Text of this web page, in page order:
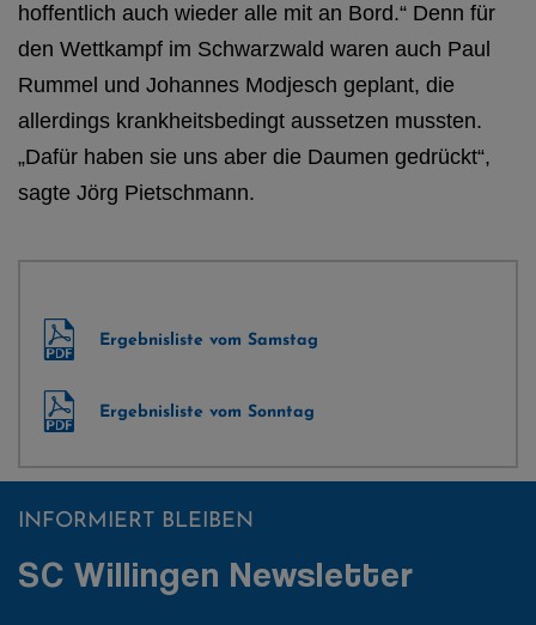
hoffentlich auch wieder alle mit an Bord.“ Denn für
den Wettkampf im Schwarzwald waren auch Paul
Rummel und Johannes Modjesch geplant, die
allerdings krankheitsbedingt aussetzen mussten.
„Dafür haben sie uns aber die Daumen gedrückt“,
sagte Jörg Pietschmann.
Ergebnisliste vom Samstag
Ergebnisliste vom Sonntag
INFORMIERT BLEIBEN
SC Willingen Newsletter